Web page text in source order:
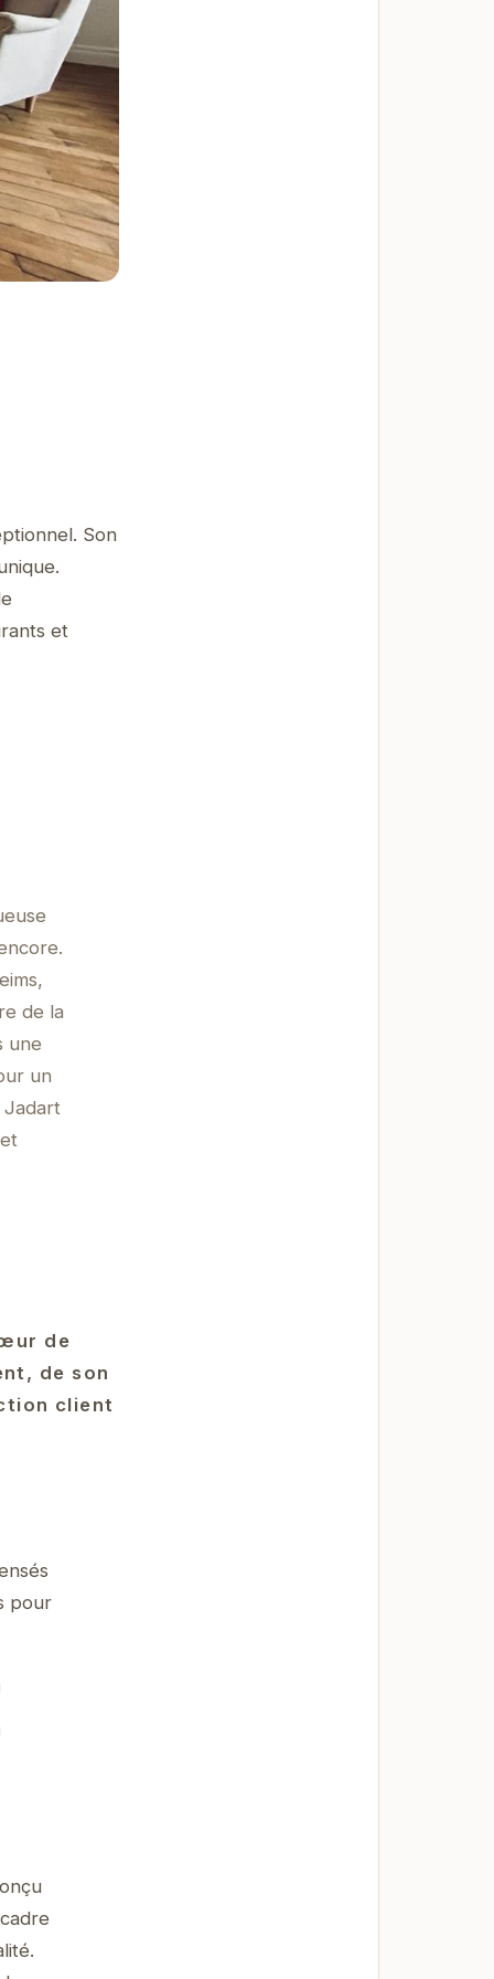
Son
et
de la
une
un
Jadart
de
de son
client
pour